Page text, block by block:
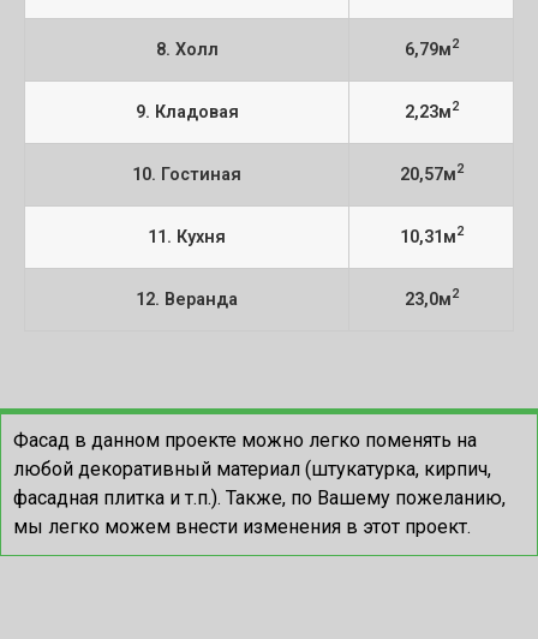
8. Холл 6,79м2
9. Кладовая 2,23м2
10. Гостиная 20,57м2
11. Кухня 10,31м2
12. Веранда 23,0м2
Фасад в данном проекте можно легко поменять на
любой декоративный материал (штукатурка, кирпич,
фасадная плитка и т.п.). Также, по Вашему пожеланию,
мы легко можем внести изменения в этот проект.